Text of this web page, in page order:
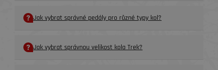
Jak vybrat správné pedály pro různé typy kol?
Jak vybrat správnou velikost kola Trek?